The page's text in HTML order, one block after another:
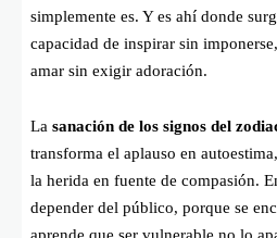
simplemente es. Y es ahí donde
capacidad de inspirar sin
amar sin exigir adoración.
La sanación de los signos del
transforma el aplauso en
la herida en fuente de compasión.
depender del público, porque se